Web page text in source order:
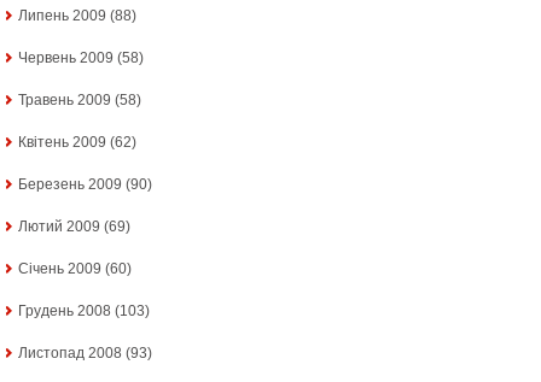
Липень 2009 (88)
Червень 2009 (58)
Травень 2009 (58)
Квітень 2009 (62)
Березень 2009 (90)
Лютий 2009 (69)
Січень 2009 (60)
Грудень 2008 (103)
Листопад 2008 (93)